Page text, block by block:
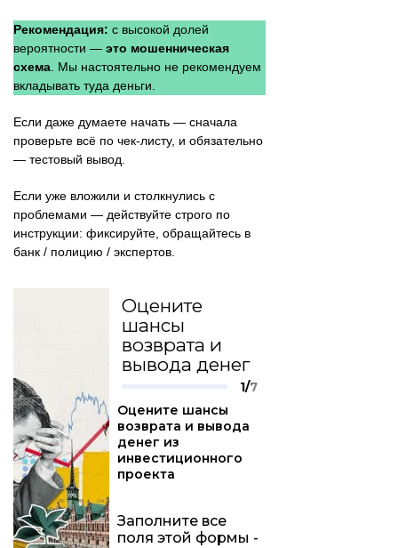
Рекомендация: с высокой долей
вероятности — это мошенническая
схема. Мы настоятельно не рекомендуем
вкладывать туда деньги.
Если даже думаете начать — сначала
проверьте всё по чек-листу, и обязательно
— тестовый вывод.
Если уже вложили и столкнулись с
проблемами — действуйте строго по
инструкции: фиксируйте, обращайтесь в
банк / полицию / экспертов.
Оцените
шансы
возврата и
вывода денег
1/7
Оцените шансы
возврата и вывода
денег из
инвестиционного
проекта
Заполните все
поля этой формы -